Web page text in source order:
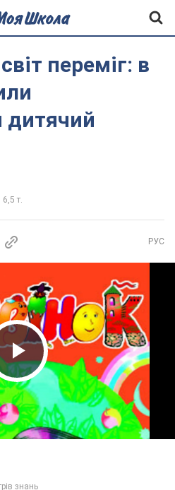
переміг: в
дитячий
6,5 т.
РУС
Video